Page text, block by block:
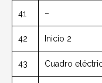
41 –
42 Inicio 2
43 Cuadro